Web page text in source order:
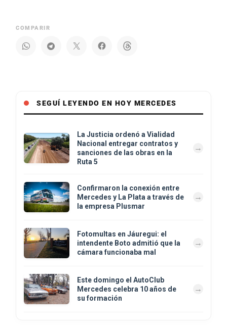
COMPARIR
SEGUÍ LEYENDO EN HOY MERCEDES
La Justicia ordenó a Vialidad
Nacional entregar contratos y
sanciones de las obras en la
Ruta 5
Confirmaron la conexión entre
Mercedes y La Plata a través de
la empresa Plusmar
Fotomultas en Jáuregui: el
intendente Boto admitió que la
cámara funcionaba mal
Este domingo el AutoClub
Mercedes celebra 10 años de
su formación